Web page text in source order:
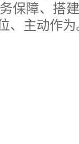
保障、搭
、主动作为